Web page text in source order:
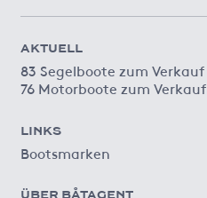
AKTUELL
83 Segelboote zum Verkauf
76 Motorboote zum Verkauf
LINKS
Bootsmarken